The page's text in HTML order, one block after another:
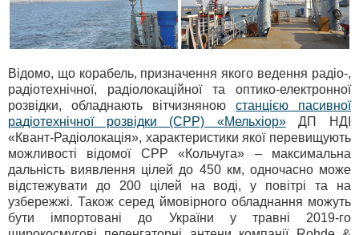
Відомо, що корабель, призначення якого ведення радіо-,
радіотехнічної, радіолокаційної та оптико-електронної
розвідки, обладнають вітчизняною станцією пасивної
радіотехнічної розвідки (СРР) «Мельхіор»ДП НДІ
«Квант-Радіолокація», характеристики якої перевищують
можливості відомої СРР «Кольчуга» – максимальна
дальність виявлення цілей до 450 км, одночасно може
відстежувати до 200 цілей на воді, у повітрі та на
узбережжі. Також серед ймовірного обладнання можуть
бути імпортовані до України у травні 2019-го